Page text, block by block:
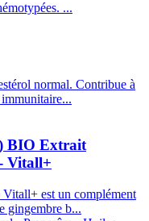
...
normal. Contribue à
immunitaire...
BIO Extrait
Vitall+
est un complément
gingembre b...